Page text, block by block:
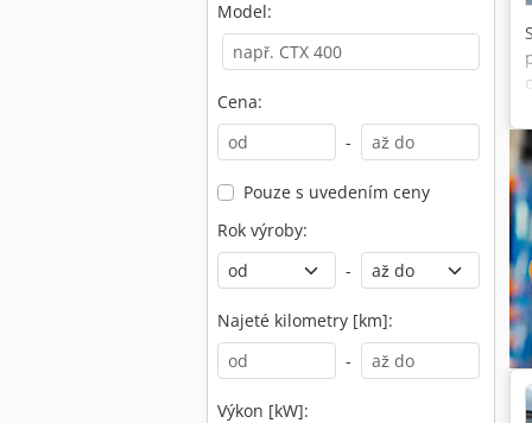
Model:
Cena:
-
Pouze s uvedením ceny
Rok výroby:
-
Najeté kilometry [km]:
-
Výkon [kW]: